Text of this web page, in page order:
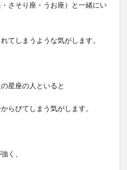
さそり座・うお座）と一緒にい
てしまうような気がします。
星座の人といると
らびてしまう気がします。
く、